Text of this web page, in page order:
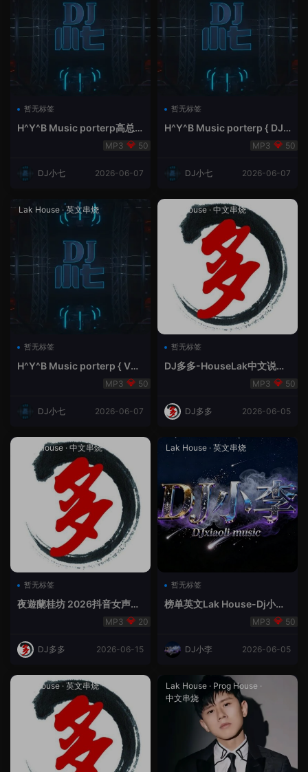
暂无标签
H^Y^B Music porterp高总
聆听 全英文Vina Lak House50
DJ小七 2026-06-07
暂无标签
H^Y^B Music porterp { DJ
小七&高总夜空中的风铃}
50
DJ小七 2026-06-07
Lak House ·英文串烧
暂无标签
H^Y^B Music porterp { V总
50
DJ小七 2026-06-07
Lak House· 中文串烧
暂无标签
DJ多多-HouseLak中文说唱
50
DJ多多 2026-06-05
Prog House · 中文串烧
暂无标签
夜遊蘭桂坊 2026抖音女声整
合（DJ多多DJ尾巴）
20
DJ多多 2026-06-15
Lak House · 英文串烧
暂无标签
榜单英文Lak House-Dj小李
50
DJ小李 2026-06-05
Lak House· 英文串烧 Lak House · Prog House ·
中文串烧